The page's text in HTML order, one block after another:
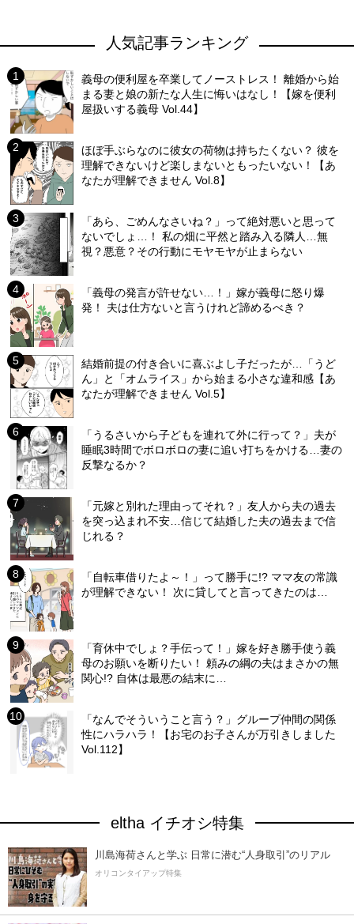
人気記事ランキング
義母の便利屋を卒業してノーストレス！ 離婚から始
まる妻と娘の新たな人生に悔いはなし！【嫁を便利
屋扱いする義母 Vol.44】
ほぼ手ぶらなのに彼女の荷物は持ちたくない？ 彼を
理解できないけど楽しまないともったいない！【あ
なたが理解できません Vol.8】
「あら、ごめんなさいね？」って絶対悪いと思って
ないでしょ…！ 私の畑に平然と踏み入る隣人…無
視？悪意？その行動にモヤモヤが止まらない
「義母の発言が許せない…！」嫁が義母に怒り爆
発！ 夫は仕方ないと言うけれど諦めるべき？
結婚前提の付き合いに喜ぶよし子だったが…「うど
ん」と「オムライス」から始まる小さな違和感【あ
なたが理解できません Vol.5】
「うるさいから子どもを連れて外に行って？」夫が
睡眠3時間でボロボロの妻に追い打ちをかける…妻の
反撃なるか？
「元嫁と別れた理由ってそれ？」友人から夫の過去
を突っ込まれ不安…信じて結婚した夫の過去まで信
じれる？
「自転車借りたよ～！」って勝手に!? ママ友の常識
が理解できない！ 次に貸してと言ってきたのは…
「育休中でしょ？手伝って！」嫁を好き勝手使う義
母のお願いを断りたい！ 頼みの綱の夫はまさかの無
関心!? 自体は最悪の結末に…
「なんでそういうこと言う？」グループ仲間の関係
性にハラハラ！【お宅のお子さんが万引きしました
Vol.112】
eltha イチオシ特集
川島海荷さんと学ぶ 日常に潜む“人身取引”のリアル
オリコンタイアップ特集